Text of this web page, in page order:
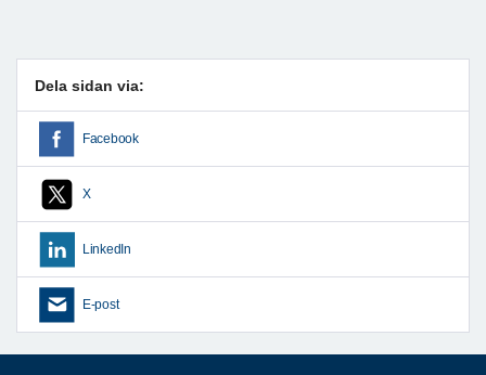
Dela sidan via:
Facebook
X
LinkedIn
E-post